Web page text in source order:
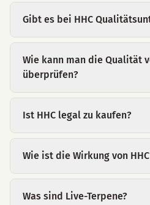
Gibt es bei HHC
Wie kann man die Qualität
überprüfen?
Ist HHC legal zu kaufen?
Wie ist die Wirkung von
Was sind Live-Terpene?